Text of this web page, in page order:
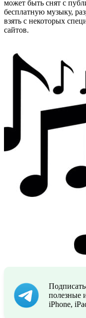
может быть снят с
бесплатную музыку,
взять с некоторых
сайтов.
полезные
iPhone,